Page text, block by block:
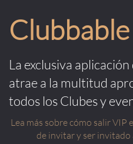
La exclusiva
atrae a la multitud
todos los Clubes y
Lea más sobre cómo salir VIP
de invitar y ser invitado